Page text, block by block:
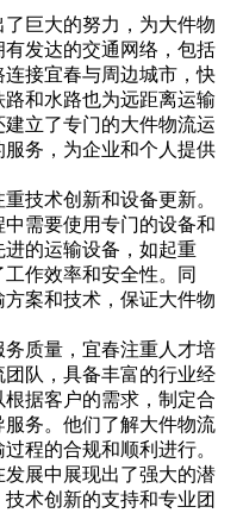
巨大的努力，为大件物
发达的交通网络，包括
接宜春与周边城市，快
和水路也为远距离运输
立了专门的大件物流运
务，为企业和个人提供
技术创新和设备更新。
需要使用专门的设备和
的运输设备，如起重
作效率和安全性。同
案和技术，保证大件物
质量，宜春注重人才培
队，具备丰富的行业经
据客户的需求，制定合
务。他们了解大件物流
程的合规和顺利进行。
展中展现出了强大的潜
术创新的支持和专业团